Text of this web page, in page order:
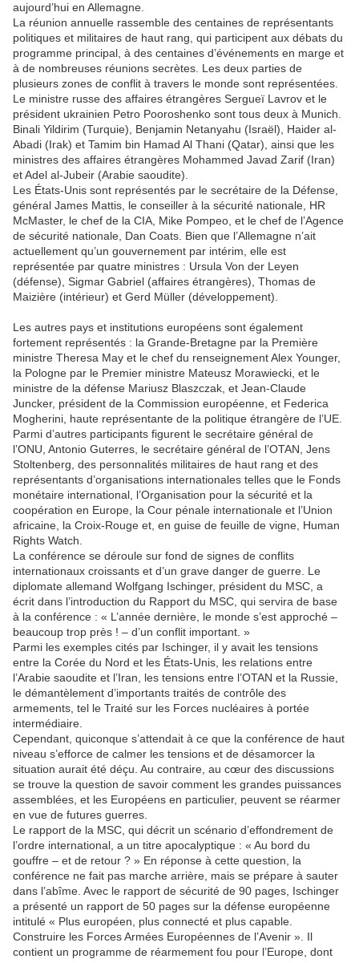
aujourd’hui en Allemagne.
La réunion annuelle rassemble des centaines de représentants
politiques et militaires de haut rang, qui participent aux débats du
programme principal, à des centaines d’événements en marge et
à de nombreuses réunions secrètes. Les deux parties de
plusieurs zones de conflit à travers le monde sont représentées.
Le ministre russe des affaires étrangères Sergueï Lavrov et le
président ukrainien Petro Pooroshenko sont tous deux à Munich.
Binali Yildirim (Turquie), Benjamin Netanyahu (Israël), Haider al-
Abadi (Irak) et Tamim bin Hamad Al Thani (Qatar), ainsi que les
ministres des affaires étrangères Mohammed Javad Zarif (Iran)
et Adel al-Jubeir (Arabie saoudite).
Les États-Unis sont représentés par le secrétaire de la Défense,
général James Mattis, le conseiller à la sécurité nationale, HR
McMaster, le chef de la CIA, Mike Pompeo, et le chef de l’Agence
de sécurité nationale, Dan Coats. Bien que l’Allemagne n’ait
actuellement qu’un gouvernement par intérim, elle est
représentée par quatre ministres : Ursula Von der Leyen
(défense), Sigmar Gabriel (affaires étrangères), Thomas de
Maizière (intérieur) et Gerd Müller (développement).
Les autres pays et institutions européens sont également
fortement représentés : la Grande-Bretagne par la Première
ministre Theresa May et le chef du renseignement Alex Younger,
la Pologne par le Premier ministre Mateusz Morawiecki, et le
ministre de la défense Mariusz Blaszczak, et Jean-Claude
Juncker, président de la Commission européenne, et Federica
Mogherini, haute représentante de la politique étrangère de l’UE.
Parmi d’autres participants figurent le secrétaire général de
l’ONU, Antonio Guterres, le secrétaire général de l’OTAN, Jens
Stoltenberg, des personnalités militaires de haut rang et des
représentants d’organisations internationales telles que le Fonds
monétaire international, l’Organisation pour la sécurité et la
coopération en Europe, la Cour pénale internationale et l’Union
africaine, la Croix-Rouge et, en guise de feuille de vigne, Human
Rights Watch.
La conférence se déroule sur fond de signes de conflits
internationaux croissants et d’un grave danger de guerre. Le
diplomate allemand Wolfgang Ischinger, président du MSC, a
écrit dans l’introduction du Rapport du MSC, qui servira de base
à la conférence : « L’année dernière, le monde s’est approché –
beaucoup trop près ! – d’un conflit important. »
Parmi les exemples cités par Ischinger, il y avait les tensions
entre la Corée du Nord et les États-Unis, les relations entre
l’Arabie saoudite et l’Iran, les tensions entre l’OTAN et la Russie,
le démantèlement d’importants traités de contrôle des
armements, tel le Traité sur les Forces nucléaires à portée
intermédiaire.
Cependant, quiconque s’attendait à ce que la conférence de haut
niveau s’efforce de calmer les tensions et de désamorcer la
situation aurait été déçu. Au contraire, au cœur des discussions
se trouve la question de savoir comment les grandes puissances
assemblées, et les Européens en particulier, peuvent se réarmer
en vue de futures guerres.
Le rapport de la MSC, qui décrit un scénario d’effondrement de
l’ordre international, a un titre apocalyptique : « Au bord du
gouffre – et de retour ? » En réponse à cette question, la
conférence ne fait pas marche arrière, mais se prépare à sauter
dans l’abîme. Avec le rapport de sécurité de 90 pages, Ischinger
a présenté un rapport de 50 pages sur la défense européenne
intitulé « Plus européen, plus connecté et plus capable.
Construire les Forces Armées Européennes de l’Avenir ». Il
contient un programme de réarmement fou pour l’Europe, dont